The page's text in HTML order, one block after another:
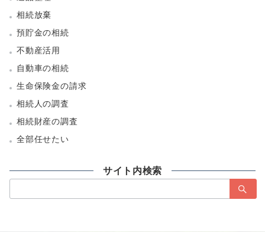
相続放棄
預貯金の相続
不動産活用
自動車の相続
生命保険金の請求
相続人の調査
相続財産の調査
全部任せたい
サイト内検索
索：